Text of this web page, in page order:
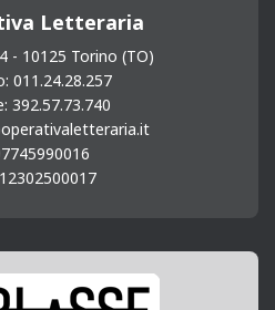
Letteraria
- 10125 Torino (TO)
011.24.28.257
392.57.73.740
12302500017